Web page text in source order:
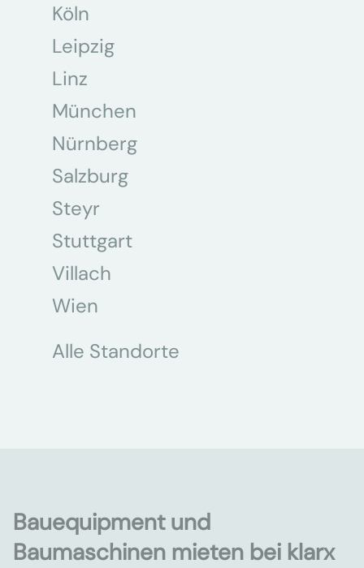
Köln
Leipzig
Linz
München
Nürnberg
Salzburg
Steyr
Stuttgart
Villach
Wien
Alle Standorte
Bauequipment und
Baumaschinen mieten bei klarx